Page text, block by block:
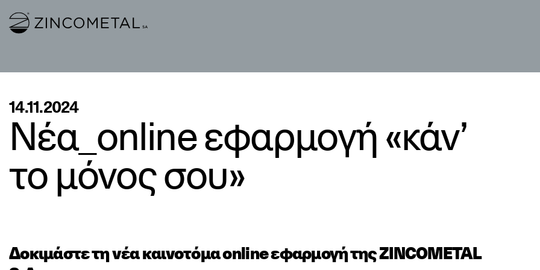
Link to homepage
14.11.2024
Νέα_online εφαρμογή «κάν’
το μόνος σου»
ΔοκιμάστετηνέακαινοτόμαonlineεφαρμογήτηςZINCOMETAL